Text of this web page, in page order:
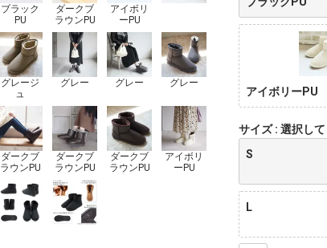
ブラック
PU
ダークブ
ラウンPU
アイボリ
ーPU
グレージ
ュ
グレー グレー グレー
ダークブ
ラウンPU
ダークブ
ラウンPU
ダークブ
ラウンPU
アイボリ
ーPU
アイボリーPU
サイズ
選択し
S
L